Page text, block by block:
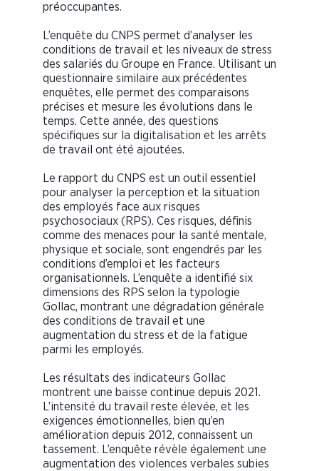
préoccupantes.
L’enquête du CNPS permet d’analyser les
conditions de travail et les niveaux de stress
des salariés du Groupe en France. Utilisant un
questionnaire similaire aux précédentes
enquêtes, elle permet des comparaisons
précises et mesure les évolutions dans le
temps. Cette année, des questions
spécifiques sur la digitalisation et les arrêts
de travail ont été ajoutées.
Le rapport du CNPS est un outil essentiel
pour analyser la perception et la situation
des employés face aux risques
psychosociaux (RPS). Ces risques, définis
comme des menaces pour la santé mentale,
physique et sociale, sont engendrés par les
conditions d’emploi et les facteurs
organisationnels. L’enquête a identifié six
dimensions des RPS selon la typologie
Gollac, montrant une dégradation générale
des conditions de travail et une
augmentation du stress et de la fatigue
parmi les employés.
Les résultats des indicateurs Gollac
montrent une baisse continue depuis 2021.
L’intensité du travail reste élevée, et les
exigences émotionnelles, bien qu’en
amélioration depuis 2012, connaissent un
tassement. L’enquête révèle également une
augmentation des violences verbales subies